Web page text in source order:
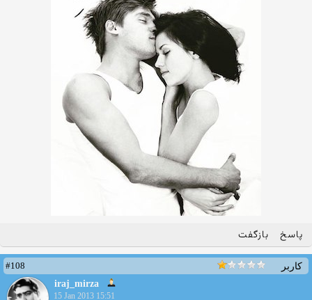
پاسخ بازگفت
کاربر
#108
iraj_mirza
15 Jan 2013 15:51